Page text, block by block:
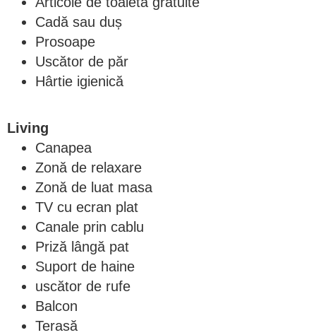
Cadă sau duș
Prosoape
Uscător de păr
Hârtie igienică
Living
Canapea
Zonă de relaxare
Zonă de luat masa
TV cu ecran plat
Canale prin cablu
Priză lângă pat
Suport de haine
uscător de rufe
Balcon
Terasă